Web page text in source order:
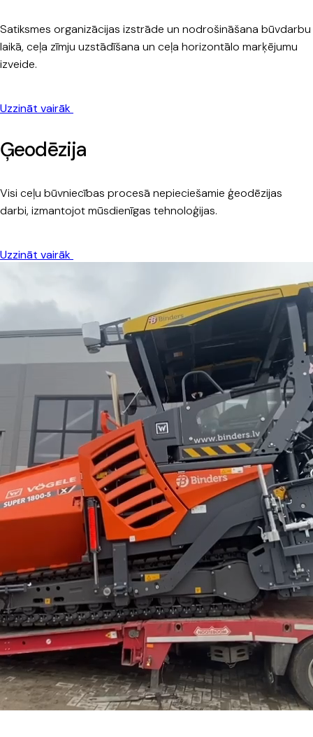
Satiksmes organizācijas izstrāde un nodrošināšana būvdarbu
laikā, ceļa zīmju uzstādīšana un ceļa horizontālo marķējumu
izveide.
Uzzināt vairāk
Ģeodēzija
Visi ceļu būvniecības procesā nepieciešamie ģeodēzijas
darbi, izmantojot mūsdienīgas tehnoloģijas.
Uzzināt vairāk